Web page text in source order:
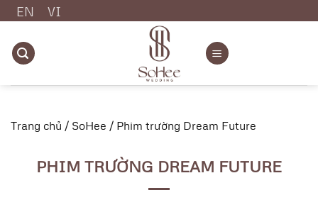
Chuyển
đến
nội
dung
EN VI
Trang chủ / SoHee / Phim trường Dream Future
PHIM TRƯỜNG DREAM FUTURE